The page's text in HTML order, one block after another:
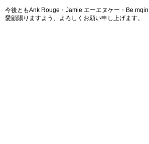
今後ともAnk Rouge・Jamie エーエヌケー・Be
愛顧賜りますよう、よろしくお願い申し上げます。